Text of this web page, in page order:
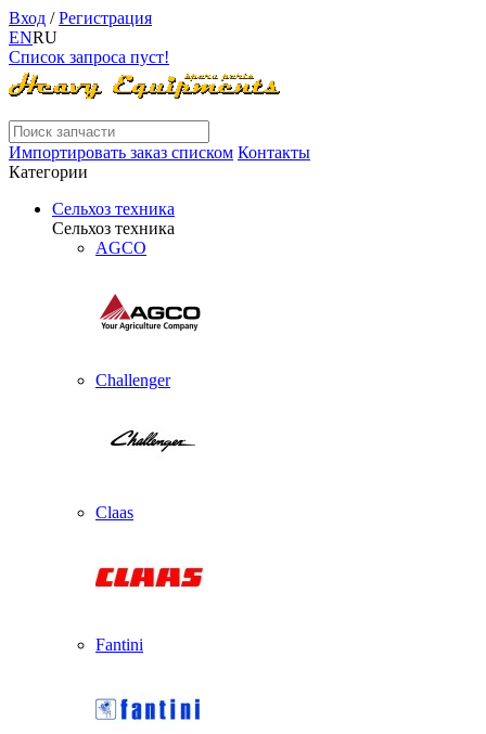
Вход /Регистрация
ENRU
Список запроса пуст!
Импортировать заказ списком Контакты
Категории
Сельхоз техника
Сельхоз техника
AGCO
Challenger
Claas
Fantini